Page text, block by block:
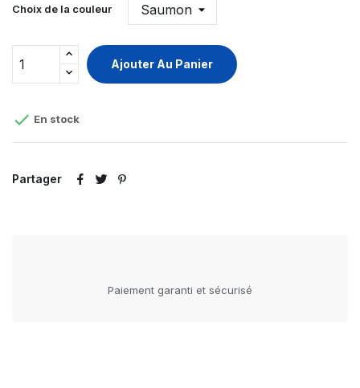
Choix de la couleur
Ajouter Au Panier
 En stock
Partager
Paiement garanti et sécurisé